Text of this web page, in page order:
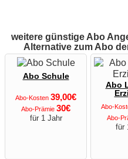
weitere günstige Abo
Alternative zum Abo
Abo Schule
Abo-Kosten 39,00€
Abo-Prämie 30€
für 1 Jahr
Abo
Abo-
Abo-
für